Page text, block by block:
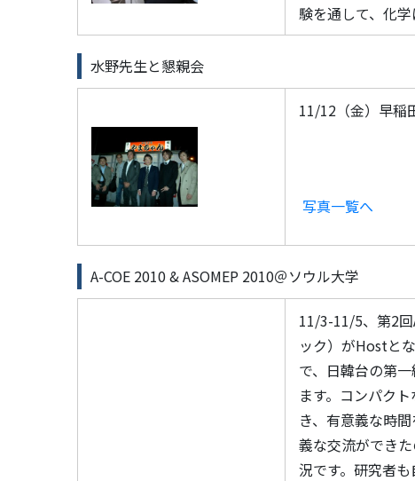
験を通して、化
水野先生と懇親会
11/12（金）早稲
写真一覧へ
A-COE 2010 & ASOMEP 2010＠ソウル大学
11/3-11/5、第2
ック）がHostと
で、日韓台の第
ます。コンパク
き、有意義な時
義な交流ができ
況です。研究者